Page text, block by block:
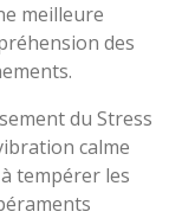
meilleure
des
du Stress
calme
tempérer les